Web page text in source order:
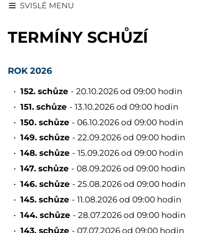
SVISLÉ MENU
TERMÍNY SCHŮZÍ
ROK 2026
152. schůze - 20.10.2026 od 09:00 hodin
151. schůze - 13.10.2026 od 09:00 hodin
150. schůze - 06.10.2026 od 09:00 hodin
149. schůze - 22.09.2026 od 09:00 hodin
148. schůze - 15.09.2026 od 09:00 hodin
147. schůze - 08.09.2026 od 09:00 hodin
146. schůze - 25.08.2026 od 09:00 hodin
145. schůze - 11.08.2026 od 09:00 hodin
144. schůze - 28.07.2026 od 09:00 hodin
143. schůze - 07.07.2026 od 09:00 hodin